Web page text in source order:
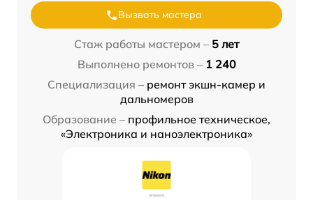
Вызвать мастера
Стаж работы мастером – 5 лет
Выполнено ремонтов – 1 240
Специализация – ремонт экшн-камер и
дальномеров
Образование – профильное техническое,
«Электроника и наноэлектроника»